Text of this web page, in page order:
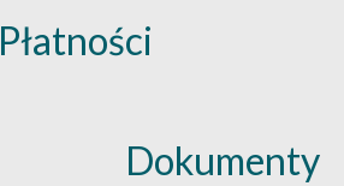
Płatności
Dokumenty